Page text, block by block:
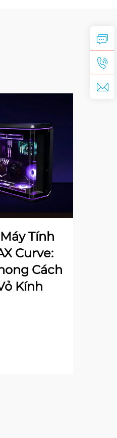
Tính
Curve:
Cách
Kính